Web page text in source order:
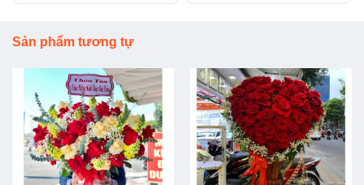
Sản phẩm tương tự